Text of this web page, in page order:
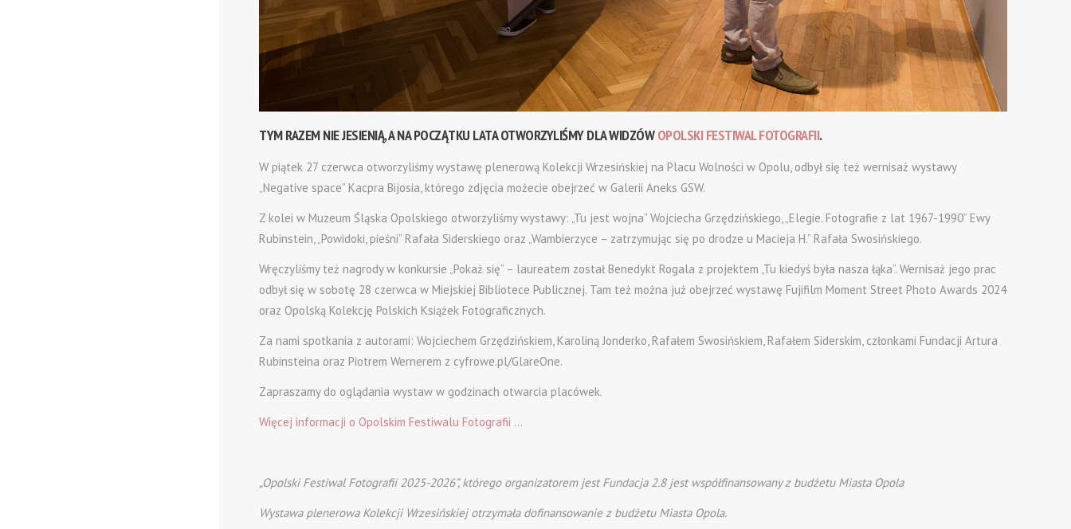
TYM RAZEM NIE JESIENIĄ, A NA POCZĄTKU LATA OTWORZYLIŚMY DLA WIDZÓWOPOLSKI FESTIWAL FOTOGRAFII.
W piątek 27 czerwca otworzyliśmy wystawę plenerową Kolekcji Wrzesińskiej na Placu Wolności w Opolu, odbył się też wernisaż wystawy
„Negative space” Kacpra Bijosia, którego zdjęcia możecie obejrzeć w Galerii Aneks GSW.
Z kolei w Muzeum Śląska Opolskiego otworzyliśmy wystawy: „Tu jest wojna” Wojciecha Grzędzińskiego, „Elegie. Fotografie z lat 1967-1990” Ewy
Rubinstein, „Powidoki, pieśni” Rafała Siderskiego oraz „Wambierzyce – zatrzymując się po drodze u Macieja H.” Rafała Swosińskiego.
Wręczyliśmy też nagrody w konkursie „Pokaż się” – laureatem został Benedykt Rogala z projektem „Tu kiedyś była nasza łąka”. Wernisaż jego prac
odbył się w sobotę 28 czerwca w Miejskiej Bibliotece Publicznej. Tam też można już obejrzeć wystawę Fujifilm Moment Street Photo Awards 2024
oraz Opolską Kolekcję Polskich Książek Fotograficznych.
Za nami spotkania z autorami: Wojciechem Grzędzińskiem, Karoliną Jonderko, Rafałem Swosińskiem, Rafałem Siderskim, członkami Fundacji Artura
Rubinsteina oraz Piotrem Wernerem z cyfrowe.pl/GlareOne.
Zapraszamy do oglądania wystaw w godzinach otwarcia placówek.
Więcej informacji o Opolskim Festiwalu Fotografii …
„Opolski Festiwal Fotografii 2025-2026”, którego organizatorem jest Fundacja 2.8 jest współfinansowany z budżetu Miasta Opola
Wystawa plenerowa Kolekcji Wrzesińskiej otrzymała dofinansowanie z budżetu Miasta Opola.